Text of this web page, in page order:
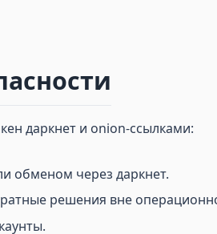
даркнет и onion-ссылками:
обменом через даркнет.
решения вне